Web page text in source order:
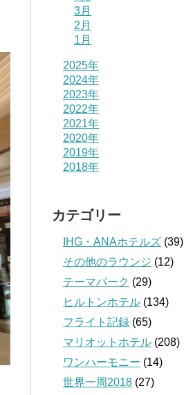
3月
2月
1月
2025年
2024年
2023年
2022年
2021年
2020年
2019年
2018年
カテゴリー
IHG・ANAホテルズ (39)
その他のラウンジ (12)
テーマパーク (29)
ヒルトンホテル (134)
フライト記録 (65)
マリオットホテル (208)
ワンハーモニー (14)
世界一周2018 (27)